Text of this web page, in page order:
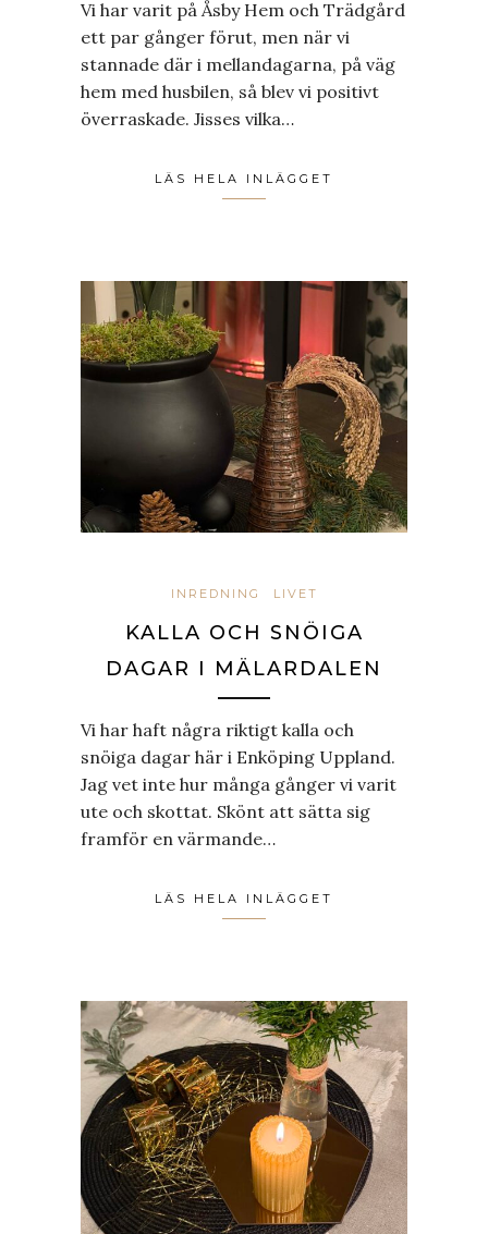
Vi har varit på Åsby Hem och Trädgård
ett par gånger förut, men när vi
stannade där i mellandagarna, på väg
hem med husbilen, så blev vi positivt
överraskade. Jisses vilka…
LÄS HELA INLÄGGET
INREDNING LIVET
KALLA OCH SNÖIGA
DAGAR I MÄLARDALEN
Vi har haft några riktigt kalla och
snöiga dagar här i Enköping Uppland.
Jag vet inte hur många gånger vi varit
ute och skottat. Skönt att sätta sig
framför en värmande…
LÄS HELA INLÄGGET